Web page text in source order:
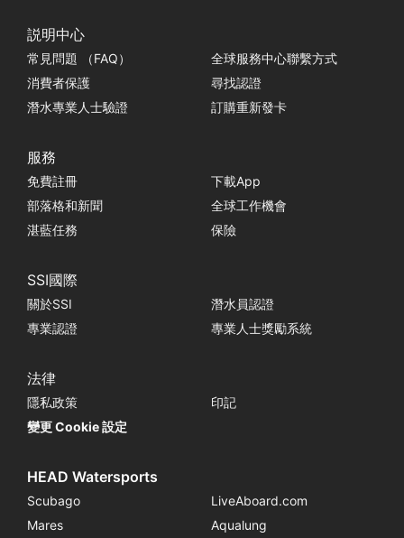
説明中心
常見問題 （FAQ）
全球服務中心聯繫方式
消費者保護
尋找認證
潛水專業人士驗證
訂購重新發卡
服務
免費註冊
下載App
部落格和新聞
全球工作機會
湛藍任務
保險
SSI國際
關於SSI
潛水員認證
專業認證
專業人士獎勵系統
法律
隱私政策
印記
變更 Cookie 設定
HEAD Watersports
Scubago
LiveAboard.com
Mares
Aqualung